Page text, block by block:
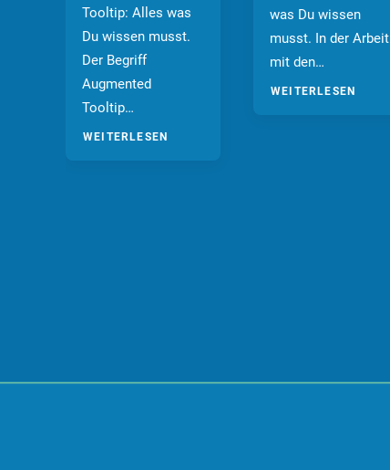
Tooltip: Alles was
Du wissen musst.
Der Begriff
Augmented
Tooltip…
WEITERLESEN
was Du wissen
musst. In der Arbeit
mit den…
WEITERLESEN